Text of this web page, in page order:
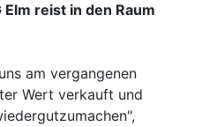
reist in den Raum
am vergangenen
Wert verkauft und